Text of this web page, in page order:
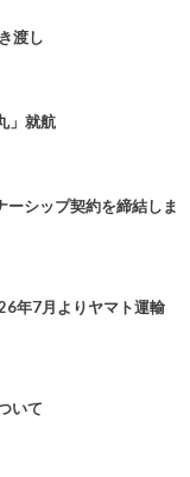
渡し
」就航
ーシップ契約を締結しま
年7月よりヤマト運輸
いて